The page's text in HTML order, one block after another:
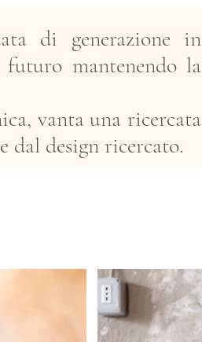
di generazione in
futuro mantenendo la
vanta una ricercata
dal design ricercato.